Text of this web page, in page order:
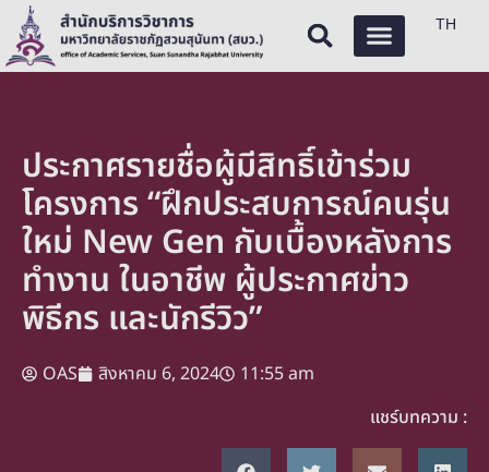
TH
ประกาศรายชื่อผู้มีสิทธิ์เข้าร่วม
โครงการ “ฝึกประสบการณ์คนรุ่น
ใหม่ New Gen กับเบื้องหลังการ
ทำงาน ในอาชีพ ผู้ประกาศข่าว
พิธีกร และนักรีวิว”
OAS สิงหาคม 6, 2024
11:55 am
แชร์บทความ :